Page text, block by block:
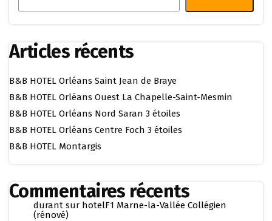
Articles récents
B&B HOTEL Orléans Saint Jean de Braye
B&B HOTEL Orléans Ouest La Chapelle-Saint-Mesmin
B&B HOTEL Orléans Nord Saran 3 étoiles
B&B HOTEL Orléans Centre Foch 3 étoiles
B&B HOTEL Montargis
Commentaires récents
durant sur hotelF1 Marne-la-Vallée Collégien
(rénové)